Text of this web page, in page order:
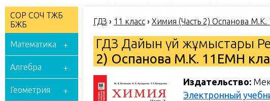
СОР СОЧ ТЖБ
БЖБ
Математика
Алгебра
Геометрия
ГДЗ › 11 класс› Химия (Часть 2) Оспанова М.К.
ГДЗ Дайын үй жұмыстары
2) Оспанова М.К. 11ЕМН
Издательство:
Электронный